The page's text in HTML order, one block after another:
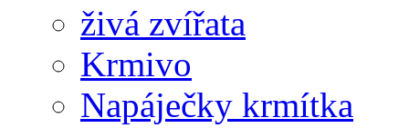
živá zvířata
Krmivo
Napáječky krmítka